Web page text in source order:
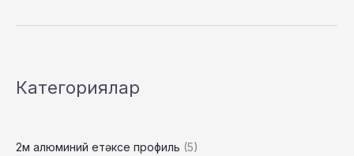
Тянь
компанияһы
Категориялар
2м алюминий етәксе профиль (5)